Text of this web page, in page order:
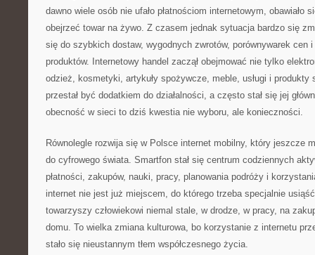
dawno wiele osób nie ufało płatnościom internetowym, obawiało
obejrzeć towar na żywo. Z czasem jednak sytuacja bardzo się
się do szybkich dostaw, wygodnych zwrotów, porównywarek cen
produktów. Internetowy handel zaczął obejmować nie tylko
odzież, kosmetyki, artykuły spożywcze, meble, usługi i
przestał być dodatkiem do działalności, a często stał się jej
obecność w sieci to dziś kwestia nie wyboru, ale konieczności.
Równolegle rozwija się w Polsce internet mobilny, który jeszcze
do cyfrowego świata. Smartfon stał się centrum codziennych
płatności, zakupów, nauki, pracy, planowania podróży i
internet nie jest już miejscem, do którego trzeba specjalnie
towarzyszy człowiekowi niemal stale, w drodze, w pracy, na
domu. To wielka zmiana kulturowa, bo korzystanie z internetu
stało się nieustannym tłem współczesnego życia.